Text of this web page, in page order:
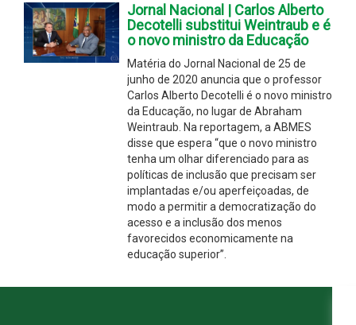
Jornal Nacional | Carlos Alberto
Decotelli substitui Weintraub e é
o novo ministro da Educação
Matéria do Jornal Nacional de 25 de
junho de 2020 anuncia que o professor
Carlos Alberto Decotelli é o novo ministro
da Educação, no lugar de Abraham
Weintraub. Na reportagem, a ABMES
disse que espera “que o novo ministro
tenha um olhar diferenciado para as
políticas de inclusão que precisam ser
implantadas e/ou aperfeiçoadas, de
modo a permitir a democratização do
acesso e a inclusão dos menos
favorecidos economicamente na
educação superior”.